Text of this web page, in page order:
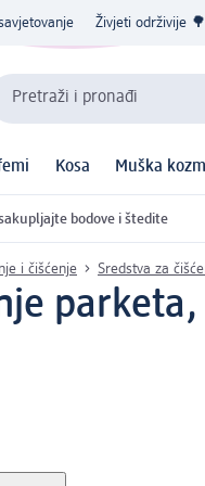
Živjeti održivije 🌳
Pretraži i pronađi
Kosa Muška
bodove i štedite
i čišćenje Sredstva za